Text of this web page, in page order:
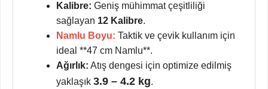
Kalibre: Geniş mühimmat çeşitliliği
sağlayan 12 Kalibre.
Namlu Boyu: Taktik ve çevik kullanım için
ideal **47 cm Namlu**.
Ağırlık: Atış dengesi için optimize edilmiş
yaklaşık 3.9 – 4.2 kg.